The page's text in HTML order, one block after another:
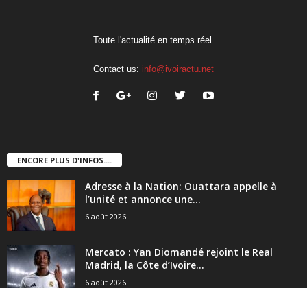
Toute l'actualité en temps réel.
Contact us: info@ivoiractu.net
ENCORE PLUS D'INFOS....
Adresse à la Nation: Ouattara appelle à
l’unité et annonce une...
6 août 2026
Mercato : Yan Diomandé rejoint le Real
Madrid, la Côte d’Ivoire...
6 août 2026